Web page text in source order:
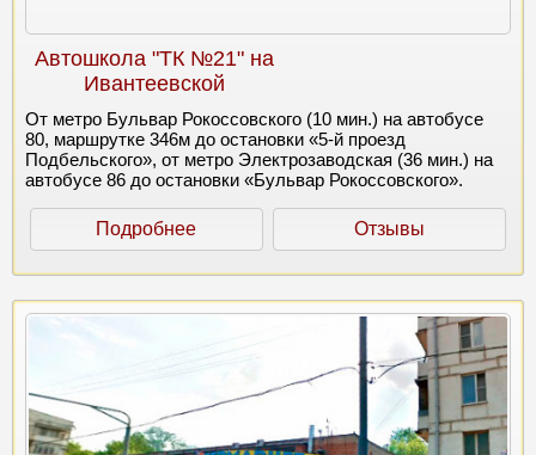
Автошкола "ТК №21" на
Ивантеевской
От метро Бульвар Рокоссовского (10 мин.) на автобусе
80, маршрутке 346м до остановки «5-й проезд
Подбельского», от метро Электрозаводская (36 мин.) на
автобусе 86 до остановки «Бульвар Рокоссовского».
Подробнее Отзывы